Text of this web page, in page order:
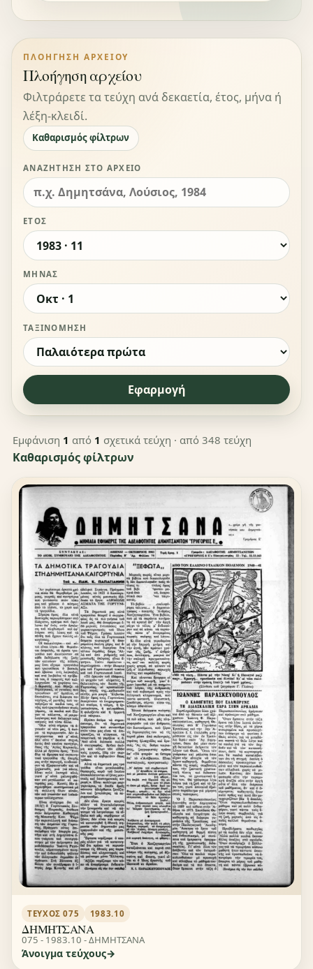
ΠΛΟΉΓΗΣΗ ΑΡΧΕΊΟΥ
Πλοήγηση αρχείου
Φιλτράρετε τα τεύχη ανά δεκαετία, έτος, μήνα ή
λέξη-κλειδί.
Καθαρισμός φίλτρων
ΑΝΑΖΉΤΗΣΗ ΣΤΟ ΑΡΧΕΊΟ
ΈΤΟΣ
ΜΉΝΑΣ
ΤΑΞΙΝΌΜΗΣΗ
Εφαρμογή
Εμφάνιση 1 από 1 σχετικά τεύχη · από 348 τεύχη
Καθαρισμός φίλτρων
ΤΕΎΧΟΣ 075 1983.10
ΔΗΜΗΤΣΑΝΑ
075 - 1983.10 - ΔΗΜΗΤΣΑΝΑ
Άνοιγμα τεύχους